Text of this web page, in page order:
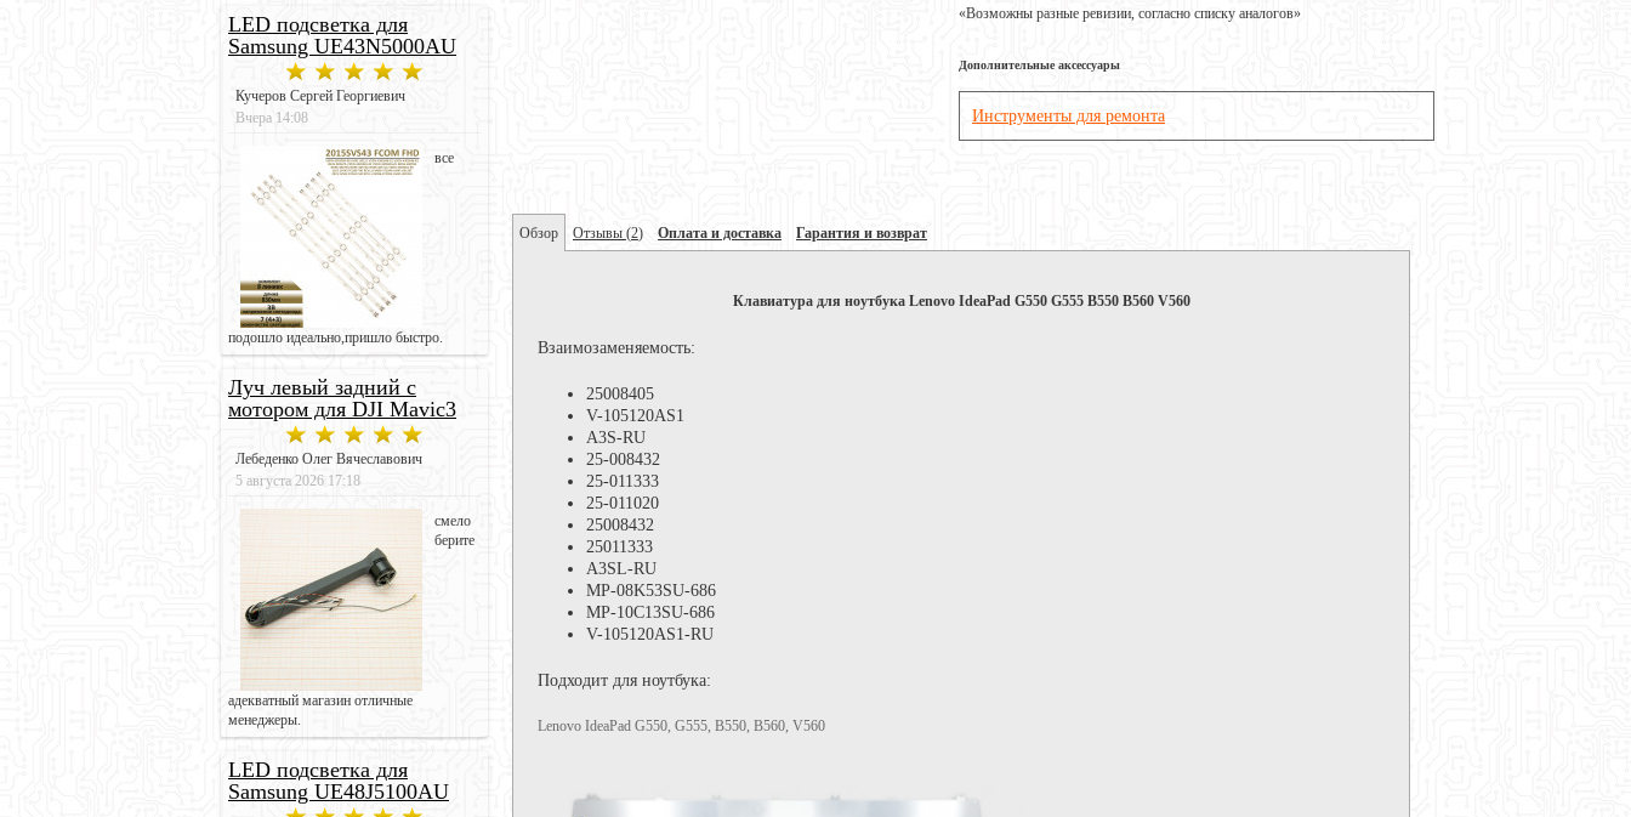
LED подсветка для
Samsung UE43N5000AU
Кучеров Сергей Георгиевич
Вчера 14:08
все
подошло идеально,пришло быстро.
Луч левый задний с
мотором для DJI Mavic3
Лебеденко Олег Вячеславович
5 августа 2026 17:18
смело
берите
адекватный магазин отличные
менеджеры.
LED подсветка для
Samsung UE48J5100AU
«Возможны разные ревизии, согласно списку аналогов»
Дополнительные аксессуары
Инструменты для ремонта
Обзор Отзывы (2) Оплата и доставка Гарантия и возврат
Клавиатура для ноутбука Lenovo IdeaPad G550 G555 B550 B560 V560
Взаимозаменяемость:
25008405
V-105120AS1
A3S-RU
25-008432
25-011333
25-011020
25008432
25011333
A3SL-RU
MP-08K53SU-686
MP-10C13SU-686
V-105120AS1-RU
Подходит для ноутбука:
Lenovo IdeaPad G550, G555, B550, B560, V560